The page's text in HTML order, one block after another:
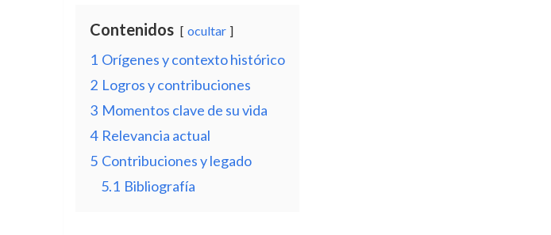
Contenidos ocultar
1 Orígenes y contexto histórico
2 Logros y contribuciones
3 Momentos clave de su vida
4 Relevancia actual
5 Contribuciones y legado
5.1 Bibliografía